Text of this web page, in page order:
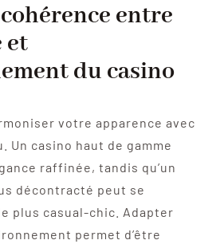
entre
et
du casino
votre apparence avec
Un casino haut de gamme
raffinée, tandis qu’un
décontracté peut se
plus casual-chic. Adapter
permet d’être